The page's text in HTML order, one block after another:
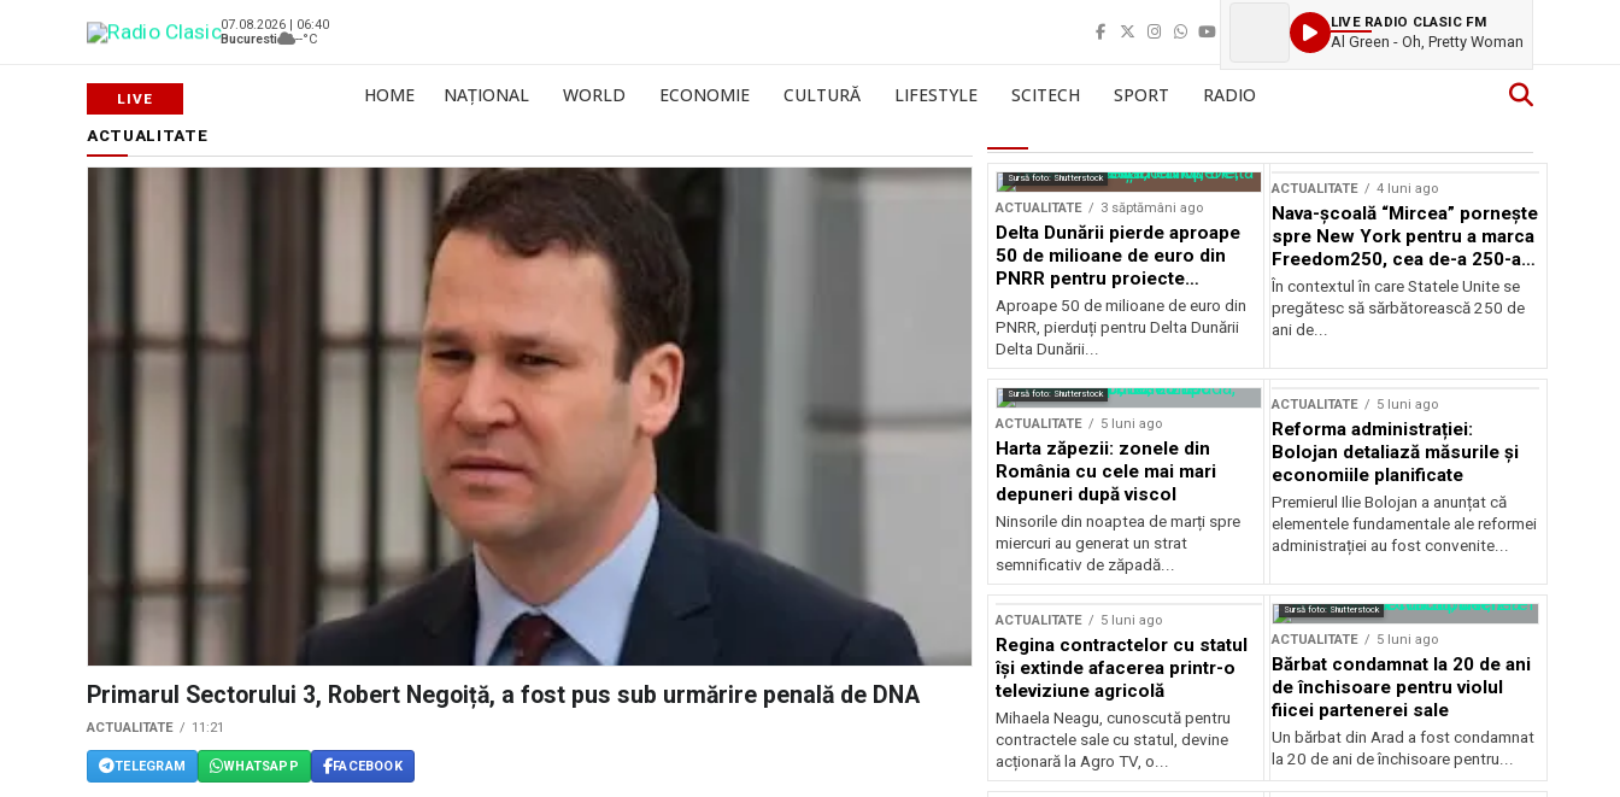
07.08.2026 | 06:40
Bucuresti
--°C
LIVE RADIO CLASIC FM
Al Green - Oh, Pretty Woman
HOME NAȚIONAL WORLD ECONOMIE CULTURĂ LIFESTYLE SCITECH SPORT RADIO
ACTUALITATE
Primarul Sectorului 3, Robert Negoiță, a fost pus sub urmărire penală de DNA
ACTUALITATE 11:21
TELEGRAM WHATSAPP FACEBOOK
Sursă foto: Shutterstock
ACTUALITATE 3 săptămâni ago
Delta Dunării pierde aproape
50 de milioane de euro din
PNRR pentru proiecte
esențiale
Aproape 50 de milioane de euro din
PNRR, pierduți pentru Delta Dunării
Delta Dunării...
ACTUALITATE 4 luni ago
Nava-școală “Mircea” pornește
spre New York pentru a marca
Freedom250, cea de-a 250-a
aniversare a Statelor Unite
În contextul în care Statele Unite se
pregătesc să sărbătorească 250 de
ani de...
Sursă foto: Shutterstock
ACTUALITATE 5 luni ago
Harta zăpezii: zonele din
România cu cele mai mari
depuneri după viscol
Ninsorile din noaptea de marți spre
miercuri au generat un strat
semnificativ de zăpadă...
ACTUALITATE 5 luni ago
Reforma administrației:
Bolojan detaliază măsurile și
economiile planificate
Premierul Ilie Bolojan a anunțat că
elementele fundamentale ale reformei
administrației au fost convenite...
ACTUALITATE 5 luni ago
Regina contractelor cu statul
își extinde afacerea printr-o
televiziune agricolă
Mihaela Neagu, cunoscută pentru
contractele sale cu statul, devine
acționară la Agro TV, o...
Sursă foto: Shutterstock
ACTUALITATE 5 luni ago
Bărbat condamnat la 20 de ani
de închisoare pentru violul
fiicei partenerei sale
Un bărbat din Arad a fost condamnat
la 20 de ani de închisoare pentru...